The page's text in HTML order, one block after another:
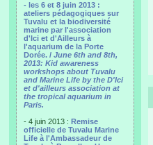
- les 6 et 8 juin 2013 :
ateliers pédagogiques sur
Tuvalu et la biodiversité
marine par l'association
d'Ici et d'Ailleurs à
l'aquarium de la Porte
Dorée. / June 6th and 8th,
2013: Kid awareness
workshops about Tuvalu
and Marine Life by the D'Ici
et d'ailleurs association at
the tropical aquarium in
Paris.
- 4 juin 2013 : Remise
officielle de Tuvalu Marine
Life à l'Ambassadeur de